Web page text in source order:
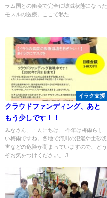
ラム国との衝突で完全に壊滅状態になった
モスルの医療。ここで私た...
イラク支援
クラウドファンディング、あと
もう少しです！！
みなさん、こんにちは。 今年は梅雨らし
い梅雨ですね。各地で河川の氾濫や土砂災
害などの危険が高まっていますので、どう
ぞお気をつけください。 J...